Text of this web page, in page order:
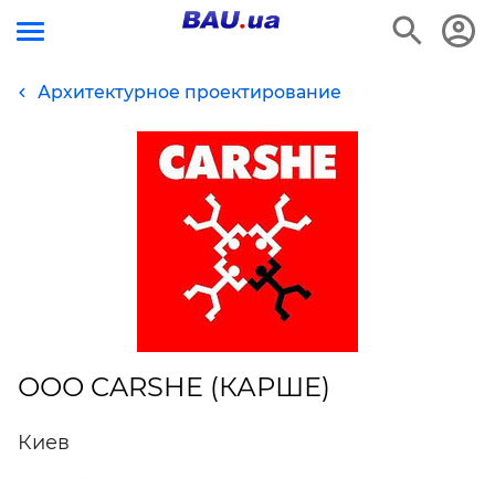
Архитектурное проектирование
ООО CARSHE (КАРШЕ)
Киев